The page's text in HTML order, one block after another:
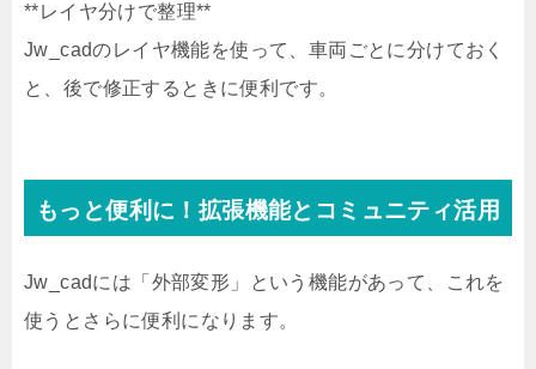
**レイヤ分けで整理**
Jw_cadのレイヤ機能を使って、車両ごとに分けておく
と、後で修正するときに便利です。
もっと便利に！拡張機能とコミュニティ活用
Jw_cadには「外部変形」という機能があって、これを
使うとさらに便利になります。